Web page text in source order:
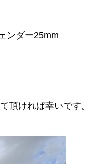
ンダー25mm
頂ければ幸いです。